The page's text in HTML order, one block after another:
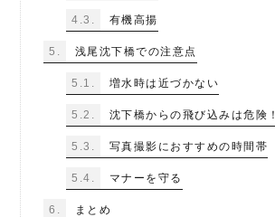
4.3. 有機高揚
5. 浅尾沈下橋での注意点
5.1. 増水時は近づかない
5.2. 沈下橋からの飛び込みは危険！
5.3. 写真撮影におすすめの時間帯
5.4. マナーを守る
6. まとめ